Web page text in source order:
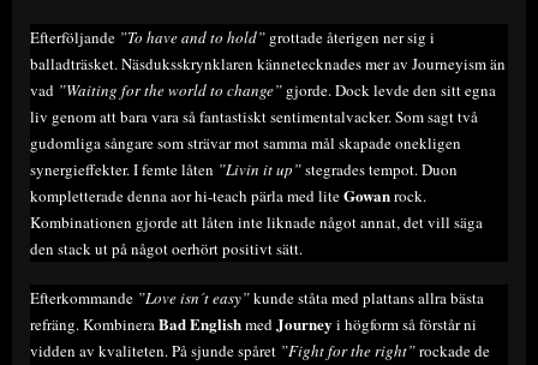
Efterföljande ”To have and to hold” grottade återigen ner sig i
balladträsket. Näsduksskrynklaren kännetecknades mer av Journeyism än
vad ”Waiting for the world to change” gjorde. Dock levde den sitt egna
liv genom att bara vara så fantastiskt sentimentalvacker. Som sagt två
gudomliga sångare som strävar mot samma mål skapade onekligen
synergieffekter. I femte låten ”Livin it up”stegrades tempot. Duon
kompletterade denna aor hi-teach pärla med liteGowanrock.
Kombinationen gjorde att låten inte liknade något annat, det vill säga
den stack ut på något oerhört positivt sätt.
Efterkommande ”Love isn´t easy”kunde ståta med plattans allra bästa
refräng. KombineraBad EnglishmedJourney i högform så förstår ni
vidden av kvaliteten. På sjunde spåret ”Fight for the right”rockade de